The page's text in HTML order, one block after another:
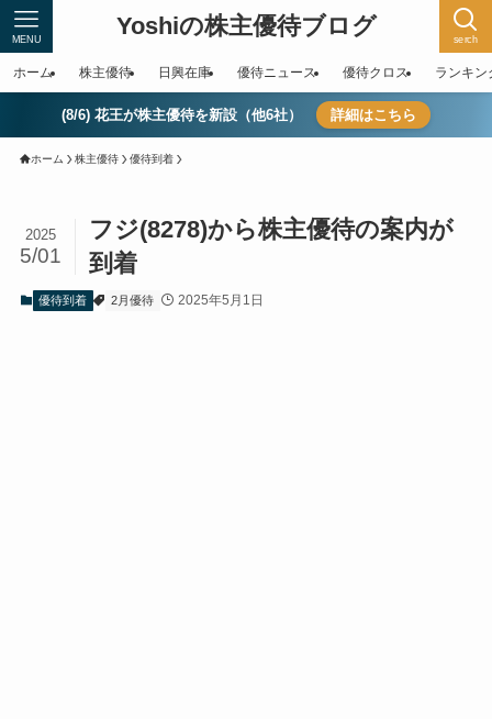
Yoshiの株主優待ブログ serch
MENU
ホーム 株主優待 日興在庫 優待ニュース 優待クロス ランキン
(8/6) 花王が株主優待を新設（他6社） 詳細はこちら
ホーム 株主優待 優待到着
フジ(8278)から株主優待の案内が
到着
2025
5/01
優待到着 2月優待 2025年5月1日